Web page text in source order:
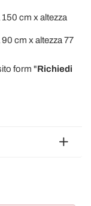
cm x altezza
cm x altezza 77
form "Richiedi